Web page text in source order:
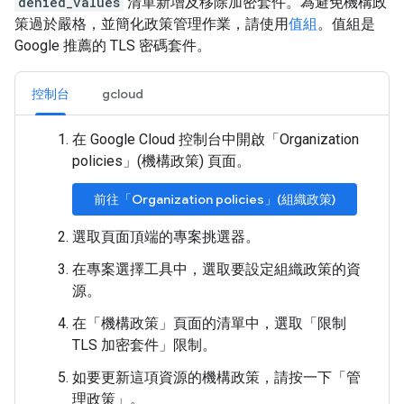
策過於嚴格，並簡化政策管理作業，請使用值組。值組是
Google 推薦的 TLS 密碼套件。
控制台 gcloud
在 Google Cloud 控制台中開啟「Organization
policies」(機構政策) 頁面。
前往「Organization policies」(組織政策)
選取頁面頂端的專案挑選器。
在專案選擇工具中，選取要設定組織政策的資
源。
在「機構政策」 頁面的清單中，選取「限制
TLS 加密套件」 限制。
如要更新這項資源的機構政策，請按一下「管
理政策」 。